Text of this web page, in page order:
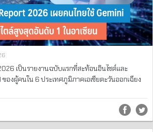
เป็นรายงานฉบับแรกที่สะท้อนอินไซต์และ
องผู้คนใน 6 ประเทศภูมิภาคเอเชียตะวันออกเฉียง